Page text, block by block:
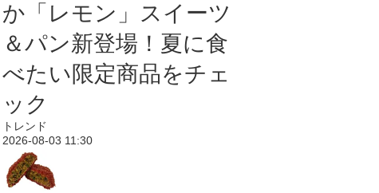
か「レモン」スイーツ
＆パン新登場！夏に食
べたい限定商品をチェ
ック
トレンド
2026-08-03 11:30